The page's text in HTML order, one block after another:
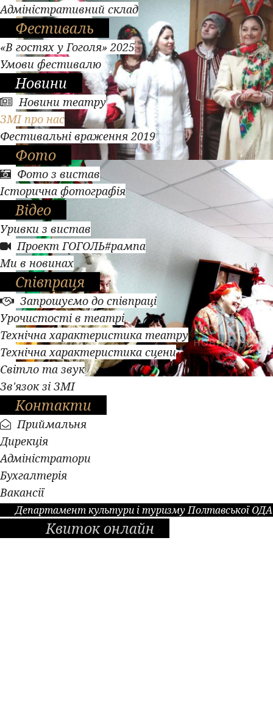
Адміністративний склад
Фестиваль
«В гостях у Гоголя» 2025
Умови фестивалю
Новини
Новини театру
ЗМІ про нас
Фестивальні враження 2019
Фото
Фото з вистав
Історична фотографія
Відео
Уривки з вистав
Проект ГОГОЛЬ#рампа
Ми в новинах
Співпраця
Запрошуємо до співпраці
Урочистості в театрі
Технічна характеристика театру
Технічна характеристика сцени
Світло та звук
Зв'язок зі ЗМІ
Контакти
Приймальня
Дирекція
Адміністратори
Бухгалтерія
Вакансії
Департамент культури і туризму Полтавської ОДА
Квиток онлайн